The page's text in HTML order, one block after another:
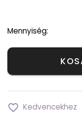
Mennyiség:
favorite_border Kedvencekhez